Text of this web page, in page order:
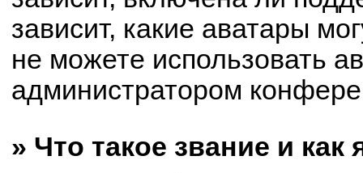
зависит, какие аватары
не можете использовать
администратором
» Что такое звание и как